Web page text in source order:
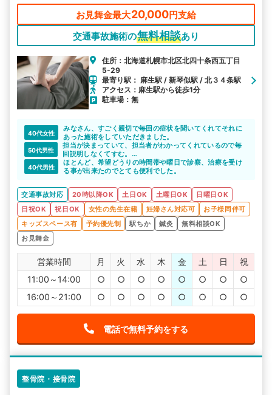
お見舞金最大20,000円支給
交通事故施術の無料相談あり
住所：北海道札幌市北区北四十条西五丁目
5-29
最寄り駅： 麻生駅 / 新琴似駅 / 北３４条駅
アクセス：麻生駅から徒歩1分
駐車場：無
40代女性
みなさん、すごく親切で毎回の症状を聞いてくれてそれに
あった施術をしていただきました。
50代男性
担当が決まっていて、担当者がわかってくれているので毎
回説明しなくてすむ。
なかなか自分には合っている先生だと思います。
40代男性
ほとんど、希望どうりの時間帯や曜日で診察、治療を受け
る事が出来たのでとても便利でした。
交通事故対応 20時以降OK 土日OK 土曜日OK
日曜日OK
日祝OK
祝日OK 女性の先生在籍 妊婦さん対応可
お子様同伴可
キッズスペース有
予約優先制 駅ちか 鍼灸
無料相談OK
お見舞金
営業時間 月 火 水 木 金 土 日
祝
11:00～14:00
○ ○ ○ ○ ○ ○ ○
○
16:00～21:00
○ ○ ○ ○ ○ ○ ○ ○
電話で無料予約をする
整骨院・接骨院